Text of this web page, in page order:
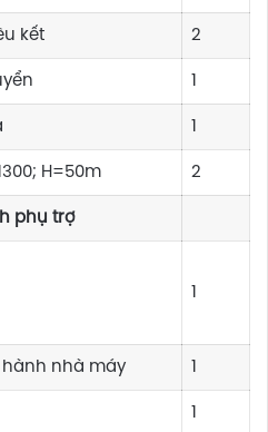
kết 2
1
1
H=50m 2
phụ trợ
1
nhà máy 1
1